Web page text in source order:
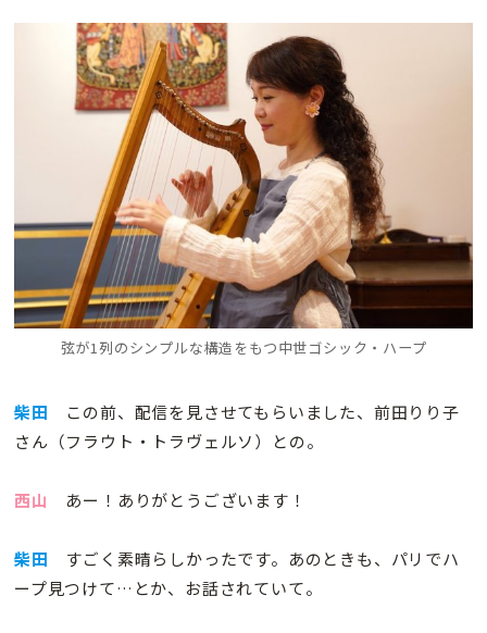
弦が1列のシンプルな構造をもつ中世ゴシック・ハープ
柴田 この前、配信を見させてもらいました、前田りり子
さん（フラウト・トラヴェルソ）との。
西山 あー！ありがとうございます！
柴田 すごく素晴らしかったです。あのときも、パリでハ
ープ見つけて…とか、お話されていて。